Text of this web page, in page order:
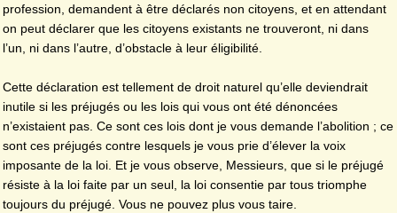
profession, demandent à être déclarés non citoyens, et en attendant
on peut déclarer que les citoyens existants ne trouveront, ni dans
l’un, ni dans l’autre, d’obstacle à leur éligibilité.
Cette déclaration est tellement de droit naturel qu’elle deviendrait
inutile si les préjugés ou les lois qui vous ont été dénoncées
n’existaient pas. Ce sont ces lois dont je vous demande l’abolition ; ce
sont ces préjugés contre lesquels je vous prie d’élever la voix
imposante de la loi. Et je vous observe, Messieurs, que si le préjugé
résiste à la loi faite par un seul, la loi consentie par tous triomphe
toujours du préjugé. Vous ne pouvez plus vous taire.